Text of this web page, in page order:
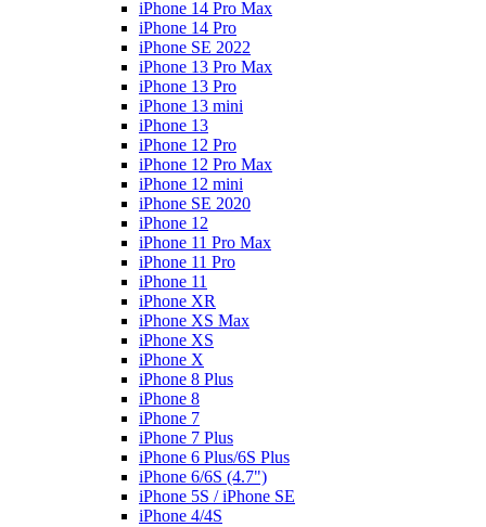
iPhone 14 Pro Max
iPhone 14 Pro
iPhone SE 2022
iPhone 13 Pro Max
iPhone 13 Pro
iPhone 13 mini
iPhone 13
iPhone 12 Pro
iPhone 12 Pro Max
iPhone 12 mini
iPhone SE 2020
iPhone 12
iPhone 11 Pro Max
iPhone 11 Pro
iPhone 11
iPhone XR
iPhone XS Max
iPhone XS
iPhone X
iPhone 8 Plus
iPhone 8
iPhone 7
iPhone 7 Plus
iPhone 6 Plus/6S Plus
iPhone 6/6S (4.7")
iPhone 5S / iPhone SE
iPhone 4/4S